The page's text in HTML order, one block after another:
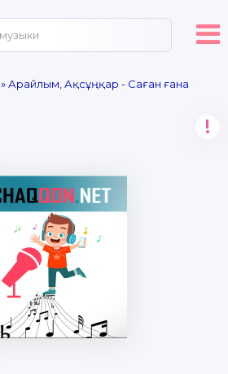
» Арайлым, Ақсұңқар - Саған ғана
!